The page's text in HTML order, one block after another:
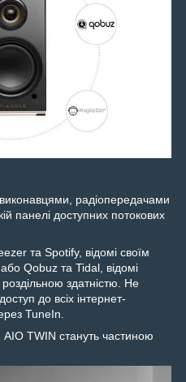
радіопередачами
панелі доступних потокових
та Spotify, відомі своїм
Qobuz та Tidal, відомі
здатністю. Не
до всіх інтернет-
TuneIn.
TWIN стануть частиною